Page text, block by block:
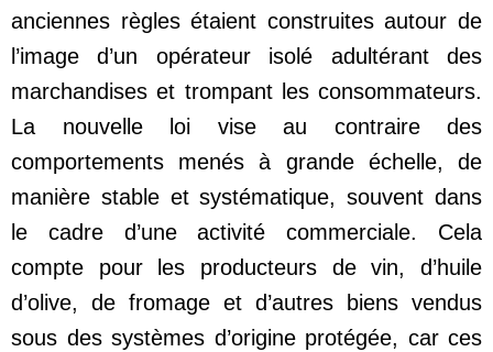
anciennes règles étaient construites autour de
l’image d’un opérateur isolé adultérant des
marchandises et trompant les consommateurs.
La nouvelle loi vise au contraire des
comportements menés à grande échelle, de
manière stable et systématique, souvent dans
le cadre d’une activité commerciale. Cela
compte pour les producteurs de vin, d’huile
d’olive, de fromage et d’autres biens vendus
sous des systèmes d’origine protégée, car ces